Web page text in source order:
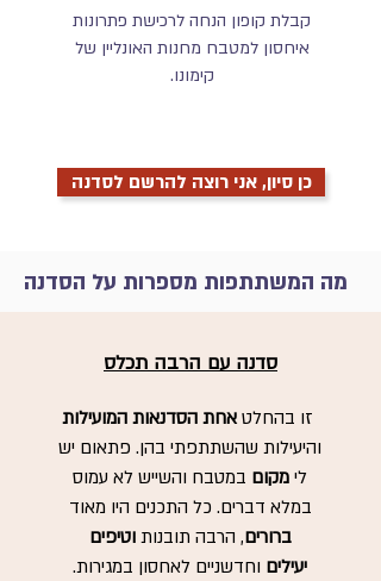
קבלת קופון הנחה לרכישת פתרונות
איחסון למטבח מחנות האונליין של
קימונו.
כן סיון, אני רוצה להרשם לסדנה
סדנה עם הרבה תכלס
זו בהחלט אחת הסדנאות המועילות
והיעילות שהשתתפתי בהן. פתאום יש
לי מקום במטבח והשייש לא עמוס
במלא דברים. כל התכנים היו מאוד
ברורים, הרבה תובנותוטיפים
יעילים וחדשניים לאחסון במגירות.